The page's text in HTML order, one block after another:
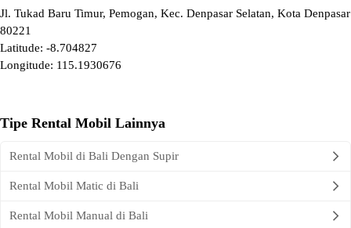
Jl. Tukad Baru Timur, Pemogan, Kec. Denpasar Selatan, Kota Denpasar
80221
Latitude: -8.704827
Longitude: 115.1930676
Tipe Rental Mobil Lainnya
Rental Mobil di Bali Dengan Supir
Rental Mobil Matic di Bali
Rental Mobil Manual di Bali